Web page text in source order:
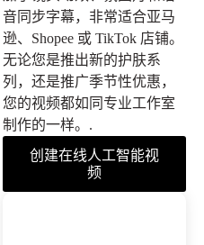
音同步字幕，非常适合亚马
逊、Shopee 或 TikTok 店铺。
无论您是推出新的护肤系
列，还是推广季节性优惠，
您的视频都如同专业工作室
制作的一样。.
创建在线人工智能视
频